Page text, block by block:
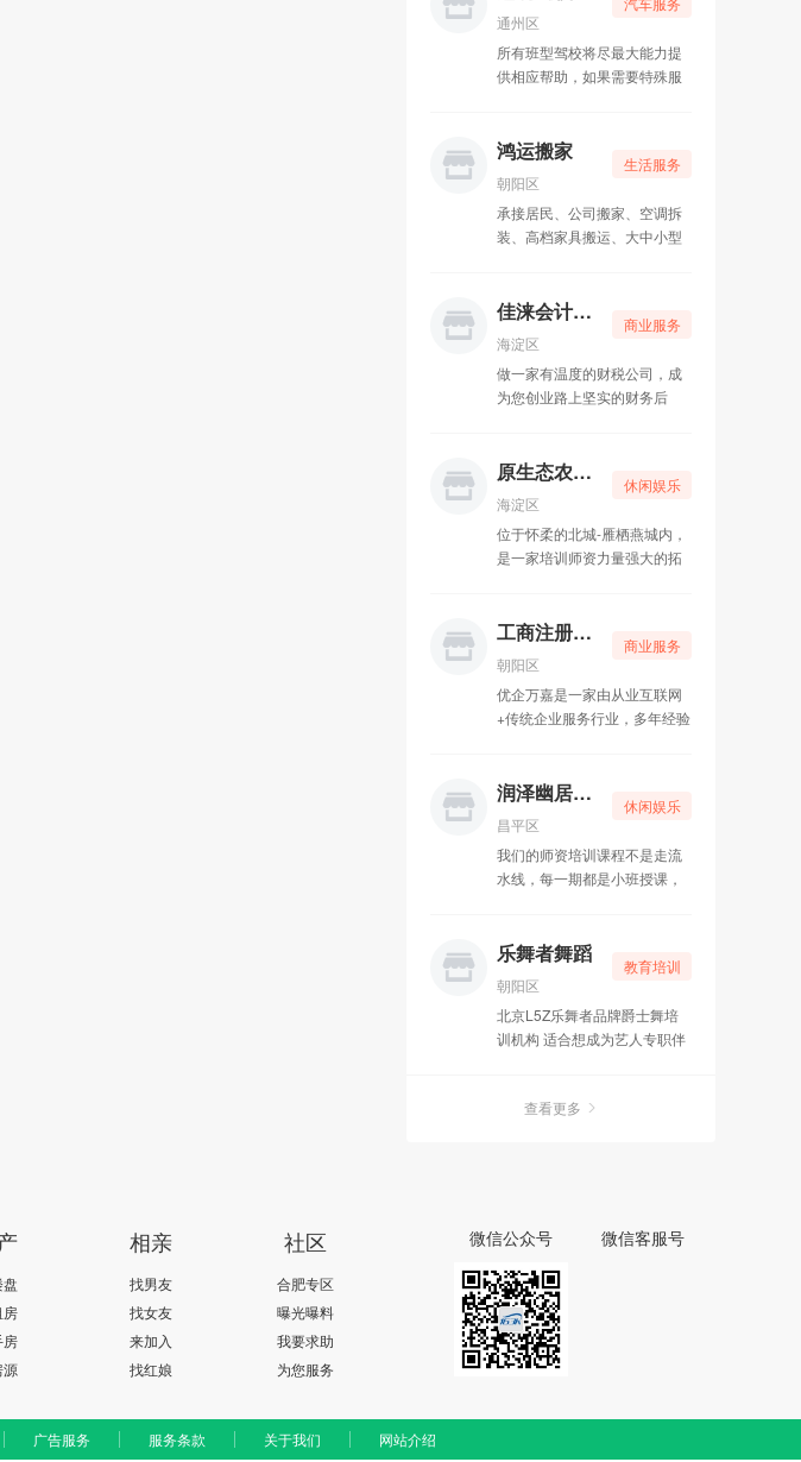
05-10
达人专业贷款
05-10
二手家具回收
05-10
鸿运搬家
清洗，石材翻新、高空刷漆、
等业务
通州区
所有班型驾校将尽最大能力提
供相应帮助，如果需要特殊服
首付1000元零利率，科目一考
试当天补齐尾款，可开具驾校
正规发票
生活服务
鸿运搬家
朝阳区
承接居民、公司搬家、空调拆
装、高档家具搬运、大中小型
大小货车出租，长短途运输，
车辆丰富，贴心服务，价格更
贴心！恭候你的来电！
商业服务
佳涞会计代账
海淀区
做一家有温度的财税公司，成
为您创业路上坚实的财务后
欲立而立人，己欲达而达人”的
经营理念，先人后己，共创共
赢。
休闲娱乐
原生态农家乐
海淀区
位于怀柔的北城-雁栖燕城内，
是一家培训师资力量强大的拓
户外及室内拓展训练活动。
商业服务
工商注册一条龙
朝阳区
优企万嘉是一家由从业互联网
+传统企业服务行业，多年经验
账、资质申请、知识产权等企
业全生命周期的一站式企业服
务公司。
休闲娱乐
润泽幽居瑜伽
昌平区
我们的师资培训课程不是走流
水线，每一期都是小班授课，
生真正领略瑜伽真谛，走进瑜
伽身心灵的修行。当然一个月
的学习之后，还需要以后更精
进的习练，才能真正成为一名
合格的瑜伽分享者。
教育培训
乐舞者舞蹈
朝阳区
北京L5Z乐舞者品牌爵士舞培
训机构 适合想成为艺人专职伴
的舞者！均可报此班，颁发国
查看更多
房
房
源
相亲
找男友
找女友
来加入
找红娘
社区
合肥专区
曝光曝料
我要求助
为您服务
微信公众号 微信客服号
广告服务 服务条款 关于我们 网站介绍